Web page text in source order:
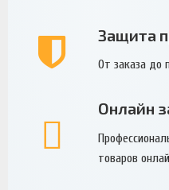
Защита
От заказа до
Онлайн
товаров